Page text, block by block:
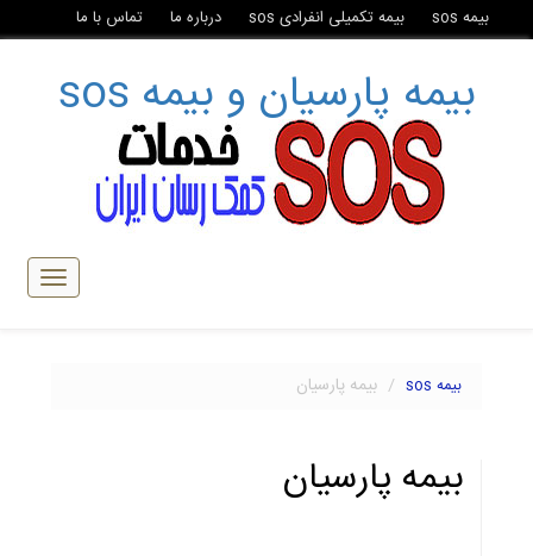
بیمه sos بیمه تکمیلی انفرادی sos درباره ما تماس با ما
بیمه پارسيان و بیمه sos
تبدیل
ناوبری
بیمه sos بیمه پارسيان
بیمه پارسيان